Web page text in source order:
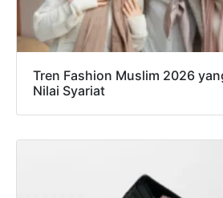
Tren Fashion Muslim 2026
Nilai Syariat